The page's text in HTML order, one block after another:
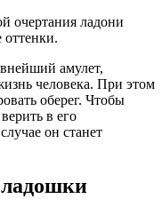
очертания ладони
амулет,
человека. При этом
оберег. Чтобы
в его
он станет